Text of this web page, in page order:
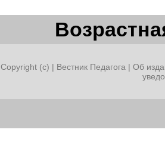
Copyright (c) | Вестник Педагога | Об